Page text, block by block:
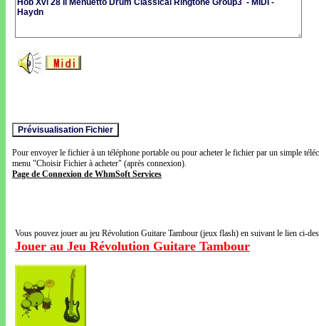
Pour envoyer le fichier à un téléphone portable ou pour acheter le fichier par un simple
menu "Choisir Fichier à acheter" (après connexion).
Page de Connexion de WhmSoft Services
Vous pouvez jouer au jeu Révolution Guitare Tambour (jeux flash) en suivant le lien ci-
Jouer au Jeu Révolution Guitare Tambour